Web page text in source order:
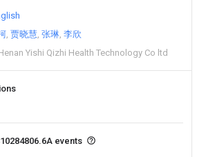
贾晓慧 张琳 李欣
Yishi Qizhi Health Technology Co ltd
events